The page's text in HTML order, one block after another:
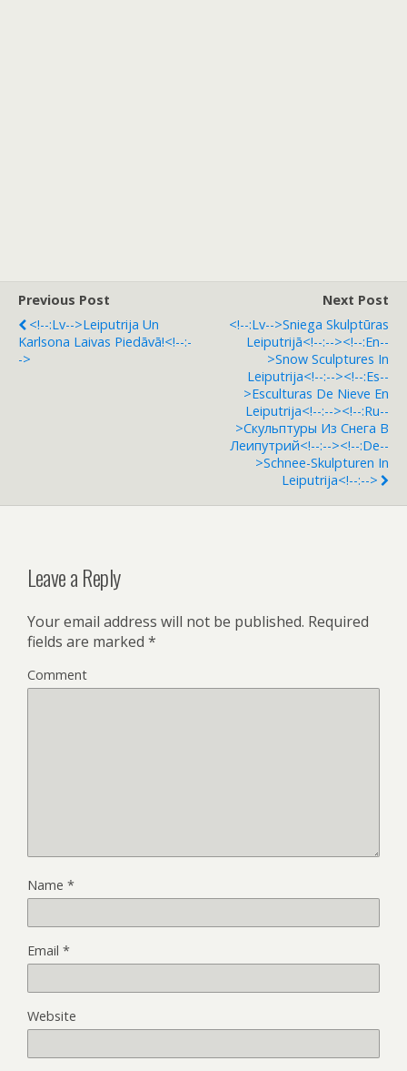
Previous Post
<!--:lv-->Leiputrija Un
Karlsona Laivas Piedāvā!<!--:-
->
Next Post
<!--:lv-->Sniega Skulptūras
Leiputrijā<!--:--><!--:en--
>Snow Sculptures In
Leiputrija<!--:--><!--:es--
>Esculturas De Nieve En
Leiputrija<!--:--><!--:ru--
>Скульптуры Из Снега В
Леипутрий<!--:--><!--:de--
>Schnee-Skulpturen In
Leiputrija<!--:-->
Leave a Reply
Your email address will not be published. Required
fields are marked *
Comment
Name *
Email *
Website